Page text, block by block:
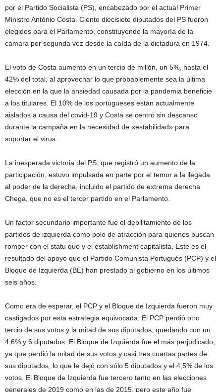
por el Partido Socialista (PS), encabezado por el actual Primer
Ministro António Costa. Ciento diecisiete diputados del PS fueron
elegidos para el Parlamento, constituyendo la mayoría de la
cámara por segunda vez desde la caída de la dictadura en 1974.
El voto de Costa aumentó en un tercio de millón, un 5%, hasta el
42% del total, al aprovechar lo que probablemente sea la última
elección en la que la ansiedad causada por la pandemia beneficie
a los titulares. El 10% de los portugueses están actualmente
aislados a causa del covid-19 y Costa se centró sin descanso
durante la campaña en la necesidad de «estabilidad» para
soportar el virus.
La inesperada victoria del PS, que registró un aumento de la
participación, estuvo impulsada en parte por el temor a la llegada
al poder de la derecha, incluido el partido de extrema derecha
Chega, que no es el tercer partido en el Parlamento.
Un factor secundario importante fue el debilitamiento de los
partidos de izquierda como polo de atracción para quienes buscan
romper con el statu quo y el establishment capitalista. Este es el
resultado del apoyo que el Partido Comunista Portugués (PCP) y el
Bloque de Izquierda (BE) han prestado al gobierno en los últimos
seis años.
Como era de esperar, el PCP y el Bloque de Izquierda fueron muy
castigados por esta estrategia equivocada. El PCP perdió otro
tercio de sus votos y la mitad de sus diputados, quedando con un
4,6% y 6 diputados. El Bloque de Izquierda fue el más perjudicado,
ya que perdió la mitad de sus votos y casi tres cuartas partes de
sus diputados, lo que le dejó con sólo 5 diputados y el 4,5% de los
votos. El Bloque de Izquierda fue tercero tanto en las elecciones
generales de 2019 como en las de 2015, pero este año fue